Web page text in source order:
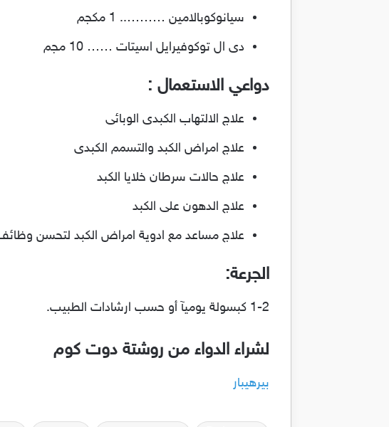
سيانوكوبالامين ……….. 1 مكجم
دى ال توكوفيرايل اسيتات …… 10 مجم
دواعي الاستعمال :
علاج الالتهاب الكبدى الوبائى
علاج امراض الكبد والتسمم الكبدى
علاج حالات سرطان خلايا الكبد
علاج الدهون على الكبد
علاج مساعد مع ادوية امراض الكبد لتحسن
الجرعة:
1-2 كبسولة يوميآ أو حسب ارشادات الطبيب.
لشراء الدواء من روشتة دوت كوم
بيرهيبار